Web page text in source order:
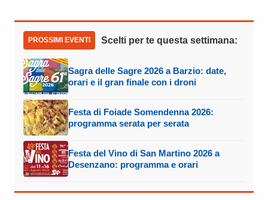
PROSSIMI EVENTI Scelti per te questa settimana:
Sagra delle Sagre 2026 a Barzio: date,
orari e il gran finale con i droni
Festa di Foiade Somendenna 2026:
programma serata per serata
Festa del Vino di San Martino 2026 a
Desenzano: programma e orari